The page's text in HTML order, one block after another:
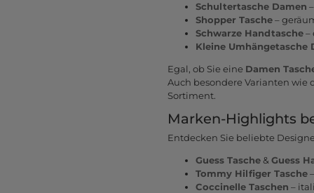
Schultertasche Damen
Shopper Tasche–
Schwarze Handtasche–
Kleine Umhängetasche
Egal, ob Sie eine Damen
Auch besondere Varianten wie
Sortiment.
Marken-Highlights
Entdecken Sie beliebte
Guess Tasche& Guess
Tommy Hilfiger Tasche
Coccinelle Taschen –